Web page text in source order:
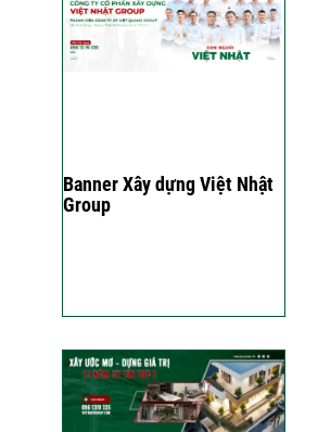
Banner Xây dựng Việt Nhật
Group